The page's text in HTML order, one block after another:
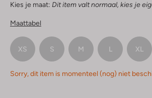
Kies je maat: Dit item valt normaal, kies je
Maattabel
XS S M L XL
Sorry, dit item is momenteel (nog) niet